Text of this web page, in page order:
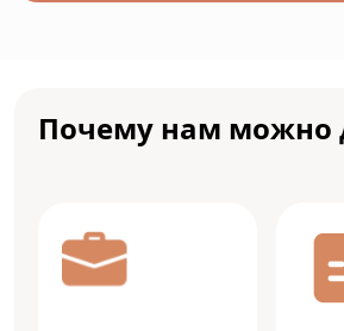
Почему нам можно